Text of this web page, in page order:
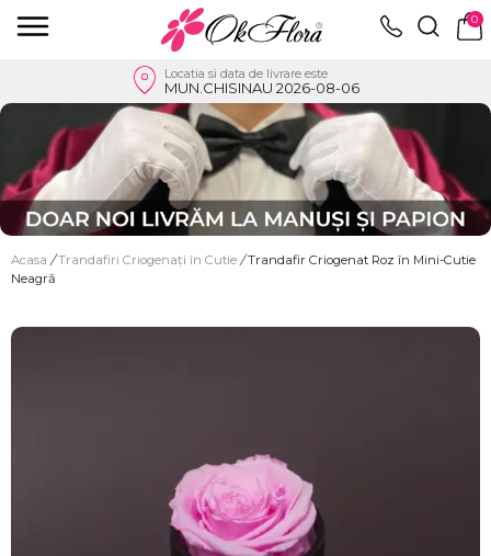
0
Locatia si data de livrare este
MUN.CHISINAU 2026-08-06
Acasa / Trandafiri Criogenați în Cutie / Trandafir Criogenat Roz în Mini-Cutie
Neagră